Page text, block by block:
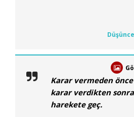
Düşünce
Karar vermeden
karar verdikten
harekete geç.